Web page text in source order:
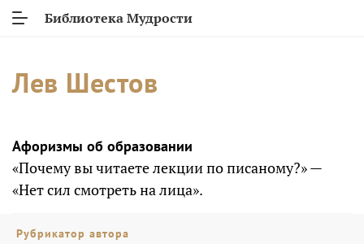
Библиотека Мудрости
Лев Шестов
Афоризмы об образовании
«Почему вы читаете лекции по писаному?» —
«Нет сил смотреть на лица».
Рубрикатор автора